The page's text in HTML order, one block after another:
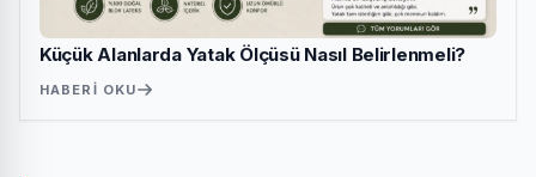
Küçük Alanlarda Yatak Ölçüsü Nasıl Belirlenmeli?
HABERI OKU